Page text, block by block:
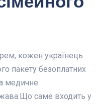
кожен українець
пакету безоплатних
медичне
саме входить у